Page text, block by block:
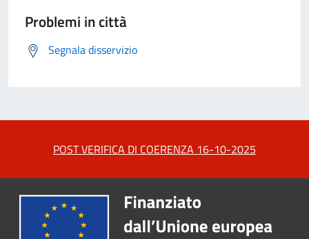
Problemi in città
Segnala disservizio
POST VERIFICA DI COERENZA 16-10-2025